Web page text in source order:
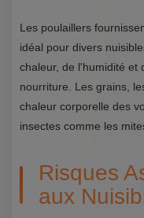
Les poulaillers
idéal pour divers
chaleur, de l'humidité et
nourriture. Les grains,
chaleur corporelle des
insectes comme les
Risques
aux